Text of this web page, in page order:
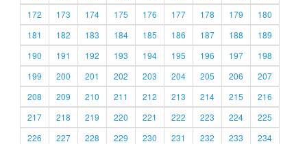
172
173 174 175 176 177 178 179
180
181
182 183 184 185 186 187 188
189
190
191 192 193 194 195 196 197
198
199
200 201 202 203 204 205 206
207
208
209 210 211 212 213 214 215
216
217
218 219 220 221 222 223 224
225
226
227 228 229 230 231 232 233
234